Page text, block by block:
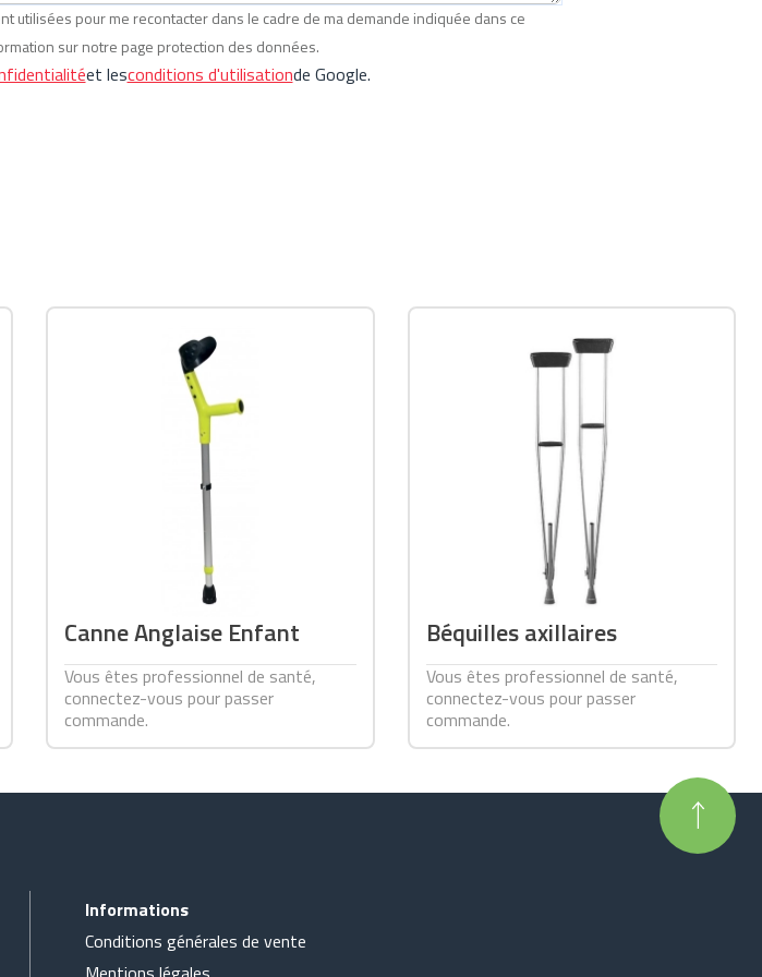
pour me recontacter dans le cadre de ma demande indiquée dans ce
sur notre page protection des données.
et lesconditions d'utilisationde Google.
Canne Anglaise Enfant
Vous êtes professionnel de santé,
connectez-vous pour passer
commande.
Béquilles axillaires
Vous êtes professionnel de santé,
connectez-vous pour passer
commande.
Informations
Conditions générales de vente